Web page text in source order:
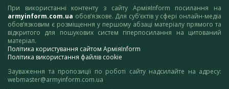
При використанні контенту з сайту АрміяInform посилання на
armyinform.com.ua обов’язкове. Для суб’єктів у сфері онлайн-медіа
обов’язковим є розміщення у першому абзаці матеріалу прямого та
відкритого для пошукових систем гіперпосилання на цитований
матеріал.
Політика користування сайтом АрміяInform
Політика використання файлів cookie
Зауваження та пропозиції по роботі сайту надсилайте на адресу:
webmaster@armyinform.com.ua